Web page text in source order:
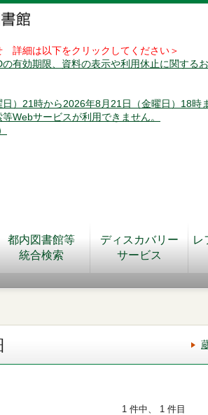
詳細は以下をクリックしてください＞
の有効期限、資料の表示や利用休止に関する
日）21時から2026年8月21日（金曜日）18時
Webサービスが利用できません。
都内図書館等
統合検索
ディスカバリー
サービス
レ
1 件中、 1 件目